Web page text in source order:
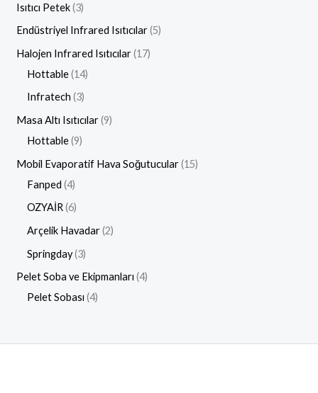
Isıtıcı Petek 3
Endüstriyel Infrared Isıtıcılar 5
Halojen Infrared Isıtıcılar 17
Hottable 14
Infratech 3
Masa Altı Isıtıcılar 9
Hottable 9
Mobil Evaporatif Hava Soğutucular 15
Fanped 4
OZYAİR 6
Arçelik Havadar 2
Springday 3
Pelet Soba ve Ekipmanları 4
Pelet Sobası 4